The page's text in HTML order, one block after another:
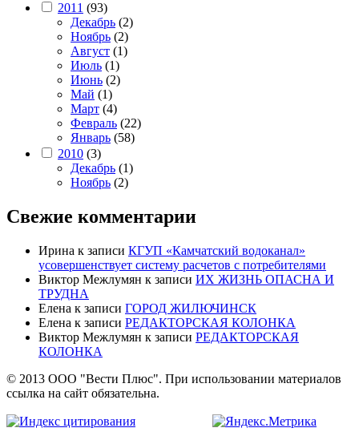
2011 (93)
Декабрь (2)
Ноябрь (2)
Август (1)
Июль (1)
Июнь (2)
Май (1)
Март (4)
Февраль (22)
Январь (58)
2010 (3)
Декабрь (1)
Ноябрь (2)
Свежие комментарии
Ирина к записи КГУП «Камчатский водоканал»
усовершенствует систему расчетов с потребителями
Виктор Межлумян к записи ИХ ЖИЗНЬ ОПАСНА И
ТРУДНА
Елена к записи ГОРОД ЖИЛЮЧИНСК
Елена к записи РЕДАКТОРСКАЯ КОЛОНКА
Виктор Межлумян к записи РЕДАКТОРСКАЯ
КОЛОНКА
© 2013 ООО "Вести Плюс". При использовании материалов
ссылка на сайт обязательна.